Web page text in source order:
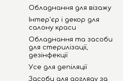
Обладнання для візажу
Інтер'єр і декор для
салону краси
Обладнання та засоби
для стерилізації,
дезінфекції
Усе для депіляції
Засоби для догляду за